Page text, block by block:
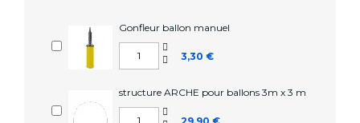
Gonfleur ballon manuel
3,30 €
structure ARCHE pour ballons 3m x 3 m
29,90 €